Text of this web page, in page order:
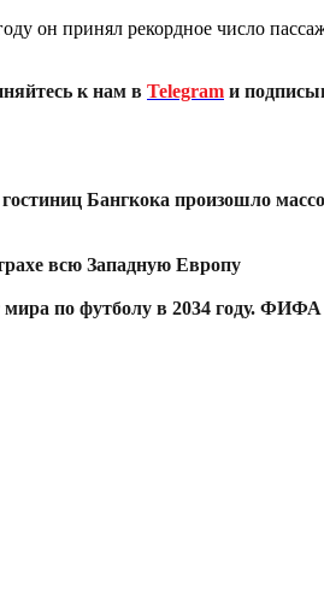
он принял рекордное число
к нам в Telegram и
Бангкока произошло
всю Западную Европу
по футболу в 2034 году. ФИФА